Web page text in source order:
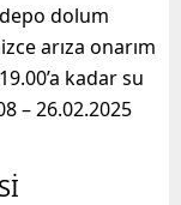
dolum
arıza onarım
kadar su
– 26.02.2025